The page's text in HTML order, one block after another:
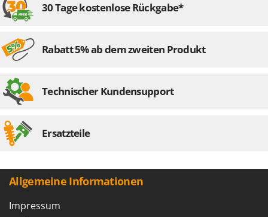
30 Tage kostenlose Rückgabe*
Rabatt 5% ab dem zweiten Produkt
Technischer Kundensupport
Ersatzteile
Allgemeine Informationen
Impressum